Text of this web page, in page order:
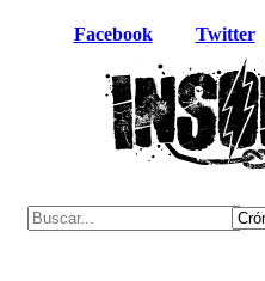
Facebook Twitter